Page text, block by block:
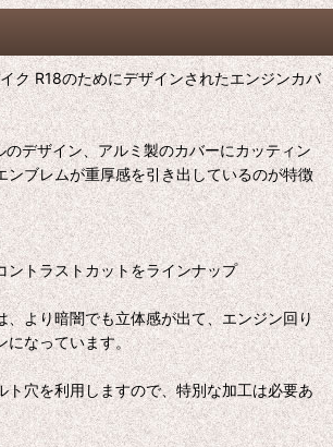
ク R18のためにデザインされたエンジンカバ
のデザイン、アルミ製のカバーにカッティン
ンブレムが重厚感を引き出しているのが特徴
ントラストカットをラインナップ
、より暗闇でも立体感が出て、エンジン回り
になっています。
ト穴を利用しますので、特別な加工は必要あ